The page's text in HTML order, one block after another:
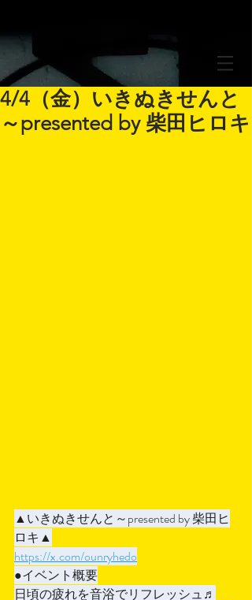
4/4（金）いきぬきせんと
～presented by 柴田ヒロキ
▲いきぬきせんと～presented by 柴田ヒ
ロキ▲
https://x.com/ounryhedo
●イベント概要
日頃の疲れを音浴でリフレッシュ♬